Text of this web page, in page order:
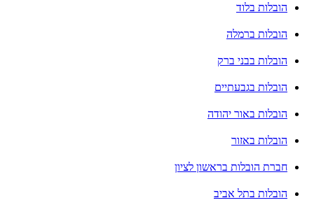
הובלות בלוד
הובלות ברמלה
הובלות בבני ברק
הובלות בגבעתיים
הובלות באור יהודה
הובלות באזור
חברת הובלות בראשון לציון
הובלות בתל אביב